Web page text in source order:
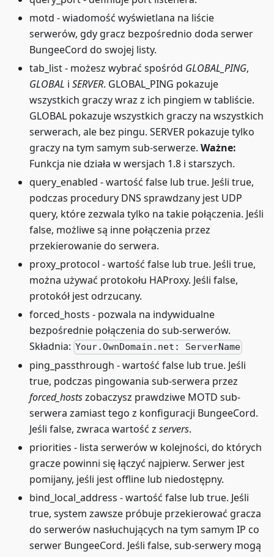
motd - wiadomość wyświetlana na liście
serwerów, gdy gracz bezpośrednio doda serwer
BungeeCord do swojej listy.
tab_list - możesz wybrać spośród GLOBAL_PING,
GLOBAL i SERVER. GLOBAL_PING pokazuje
wszystkich graczy wraz z ich pingiem w tabliście.
GLOBAL pokazuje wszystkich graczy na wszystkich
serwerach, ale bez pingu. SERVER pokazuje tylko
graczy na tym samym sub-serwerze. Ważne:
Funkcja nie działa w wersjach 1.8 i starszych.
query_enabled - wartość false lub true. Jeśli true,
podczas procedury DNS sprawdzany jest UDP
query, które zezwala tylko na takie połączenia. Jeśli
false, możliwe są inne połączenia przez
przekierowanie do serwera.
proxy_protocol - wartość false lub true. Jeśli true,
można używać protokołu HAProxy. Jeśli false,
protokół jest odrzucany.
forced_hosts - pozwala na indywidualne
bezpośrednie połączenia do sub-serwerów.
Składnia: Your.OwnDomain.net: ServerName
ping_passthrough - wartość false lub true. Jeśli
true, podczas pingowania sub-serwera przez
forced_hostszobaczysz prawdziwe MOTD sub-
serwera zamiast tego z konfiguracji BungeeCord.
Jeśli false, zwraca wartość z servers.
priorities - lista serwerów w kolejności, do których
gracze powinni się łączyć najpierw. Serwer jest
pomijany, jeśli jest offline lub niedostępny.
bind_local_address - wartość false lub true. Jeśli
true, system zawsze próbuje przekierować gracza
do serwerów nasłuchujących na tym samym IP co
serwer BungeeCord. Jeśli false, sub-serwery mogą